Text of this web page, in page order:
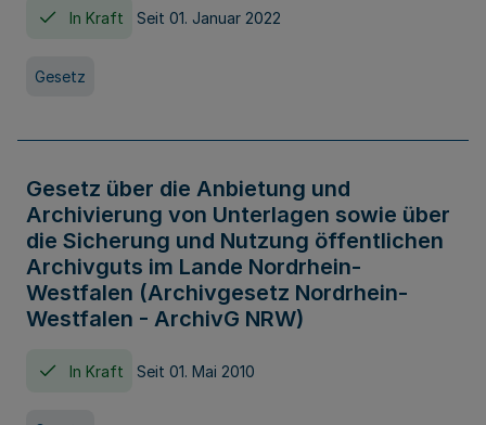
In Kraft Seit 01. Januar 2022
Gesetz
Gesetz über die Anbietung und
Archivierung von Unterlagen sowie über
die Sicherung und Nutzung öffentlichen
Archivguts im Lande Nordrhein-
Westfalen (Archivgesetz Nordrhein-
Westfalen - ArchivG NRW)
In Kraft Seit 01. Mai 2010